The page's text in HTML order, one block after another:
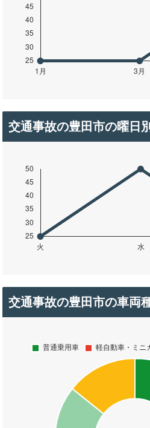
交通事故の豊田市の曜日
交通事故の豊田市の車両